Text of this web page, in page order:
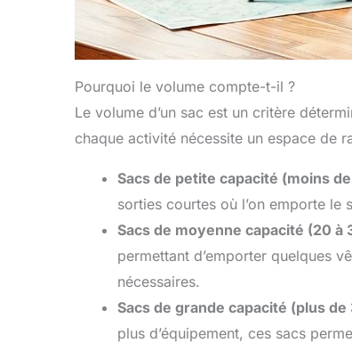
Pourquoi le volume compte-t-il ?
Le volume d’un sac est un critère
chaque activité nécessite un espace de
Sacs de petite capacité (moins
sorties courtes où l’on emporte le
Sacs de moyenne capacité (20 à
permettant d’emporter quelques
nécessaires.
Sacs de grande capacité (plus de
plus d’équipement, ces sacs